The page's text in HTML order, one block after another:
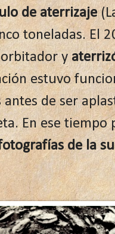
de aterrizaje
toneladas. El
y
estuvo
de ser
En ese
de la